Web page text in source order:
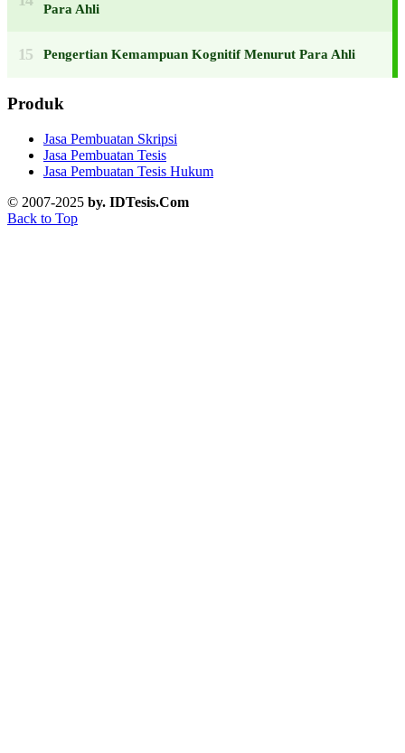
Para Ahli
Pengertian Kemampuan Kognitif Menurut Para Ahli
Produk
Jasa Pembuatan Skripsi
Jasa Pembuatan Tesis
Jasa Pembuatan Tesis Hukum
© 2007-2025 by. IDTesis.Com
Back to Top